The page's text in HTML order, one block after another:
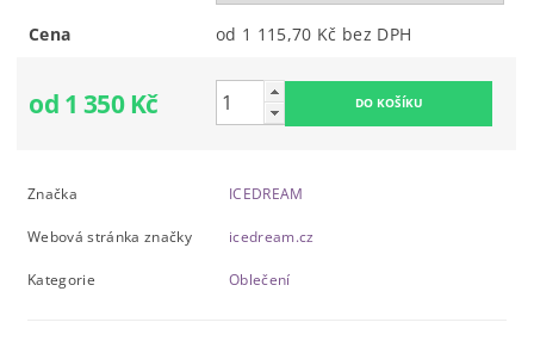
Cena od 1 115,70 Kč bez DPH
od 1 350 Kč
Značka ICEDREAM
Webová stránka značky icedream.cz
Kategorie Oblečení